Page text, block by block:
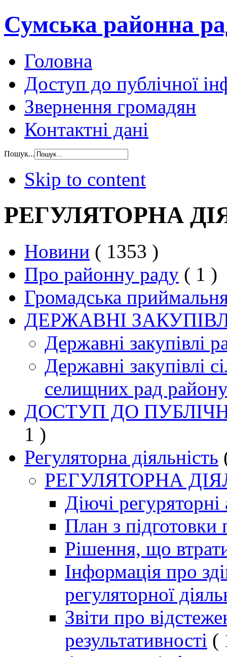
Сумська районна
Головна
Доступ до публічної
Звернення громадян
Контактні дані
Пошук...
Skip to content
РЕГУЛЯТОРНА
Новини ( 1353 )
Про районну раду ( 1 )
Громадська
ДЕРЖАВНІ
Державні закупівлі
Державні закупівлі
селищних рад
ДОСТУП ДО
1 )
Регуляторна діяльність
РЕГУЛЯТОРНА
Діючі регуряторні
План з підготовки
Рішення, що
Інформація про
регуляторної
Звіти про
результативності (